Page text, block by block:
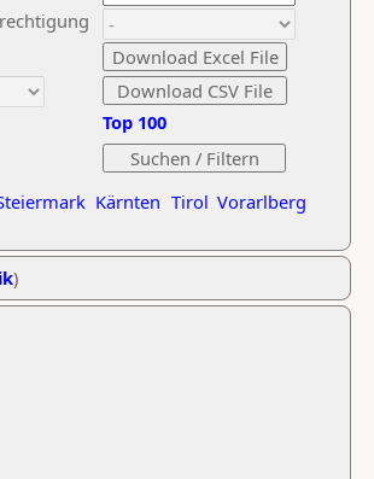
Kärnten Tirol Vorarlberg
Top 100
)